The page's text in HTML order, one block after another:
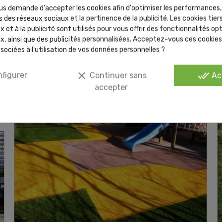
Gazon synthétique Valence
Publié le : 09/03/2026 | Catégories :Actus, Zones d'intervention
Gazon synthétique Valence
search Lire la suite
demande d'accepter les cookies afin d'optimiser les performances,
réseaux sociaux et la pertinence de la publicité. Les cookies
et à la publicité sont utilisés pour vous offrir des fonctionnalités
ainsi que des publicités personnalisées. Acceptez-vous ces
à l'utilisation de vos données personnelles ?
done_all
clear Continuer sans
accepter